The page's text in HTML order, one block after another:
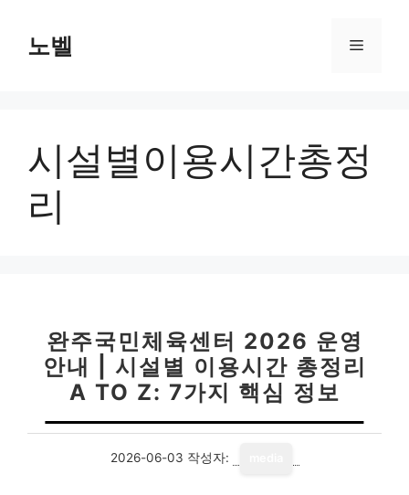
노벨 메
시설별이용시간총정
리
완주국민체육센터 2026 운영
안내 | 시설별 이용시간 총정리
A TO Z: 7가지 핵심 정보
2026-06-03 작성자: